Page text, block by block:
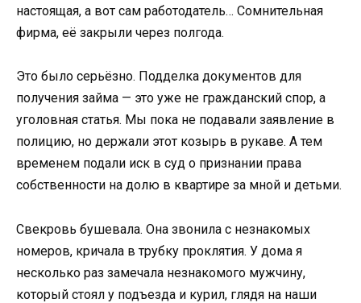
настоящая, а вот сам работодатель… Сомнительная
фирма, её закрыли через полгода.
Это было серьёзно. Подделка документов для
получения займа — это уже не гражданский спор, а
уголовная статья. Мы пока не подавали заявление в
полицию, но держали этот козырь в рукаве. А тем
временем подали иск в суд о признании права
собственности на долю в квартире за мной и детьми.
Свекровь бушевала. Она звонила с незнакомых
номеров, кричала в трубку проклятия. У дома я
несколько раз замечала незнакомого мужчину,
который стоял у подъезда и курил, глядя на наши